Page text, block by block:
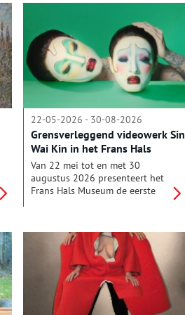
gelegenheid van dit twintigjarig
jubileum presenteert het
museum in het Schathuys de
nieuwe tentoonstelling ‘Met
nieuwe ogen’.
22-05-2026 - 30-08-2026
Grensverleggend videowerk Sin
Wai Kin in het Frans Hals
Museum
Van 22 mei tot en met 30
augustus 2026 presenteert het
Frans Hals Museum de eerste
Wai Kin. In Sin Wai Kin: Still Life
gaan de bewegende portretten
een dialoog aan met de collectie
van het museum, waarbij de
symboliek van 17de-eeuwse
schilderkunst, de glamour van